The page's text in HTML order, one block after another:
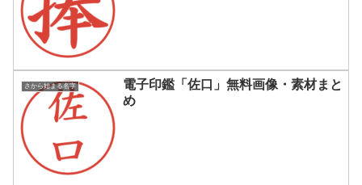
さから始まる名字
電子印鑑「佐口」無料画像・素材まと
め